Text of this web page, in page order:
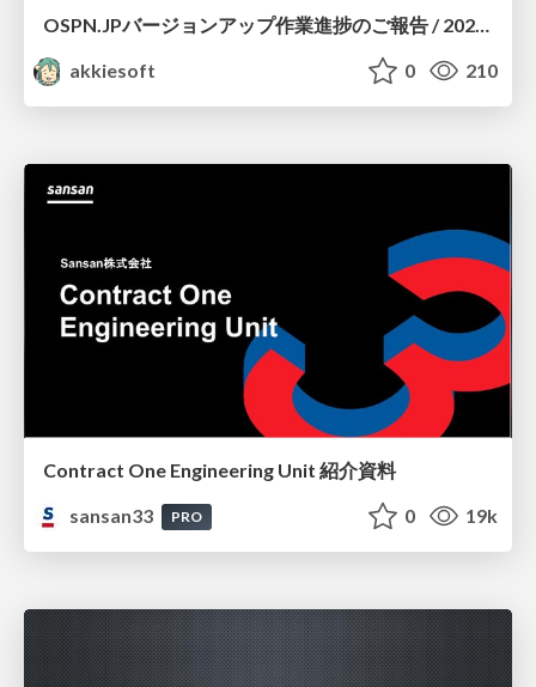
OSPN.JPバージョンアップ作業進捗のご報告 / 20260801-osc26kyoto
akkiesoft
0 210
Contract One Engineering Unit 紹介資料
sansan33
PRO 0 19k